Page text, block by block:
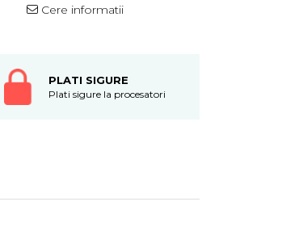
Cere informatii
PLATI SIGURE
Plati sigure la procesatori